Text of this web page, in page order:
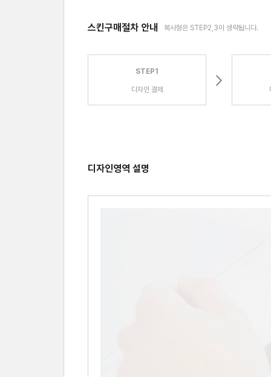
스킨구매절차 안내 복사형은 STEP2,3이 생략됩니다.
STEP1
디자인 결제
디자인영역 설명